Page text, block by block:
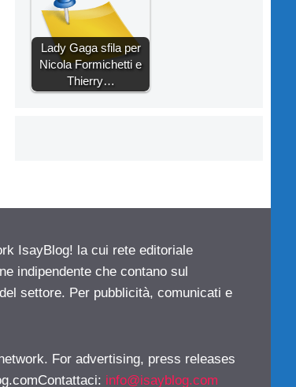
Lady Gaga sfila per
Nicola Formichetti e
Thierry…
IsayBlog! la cui rete editoriale
indipendente che contano sul
settore. Per pubblicità, comunicati e
For advertising, press releases
: info@isayblog.com